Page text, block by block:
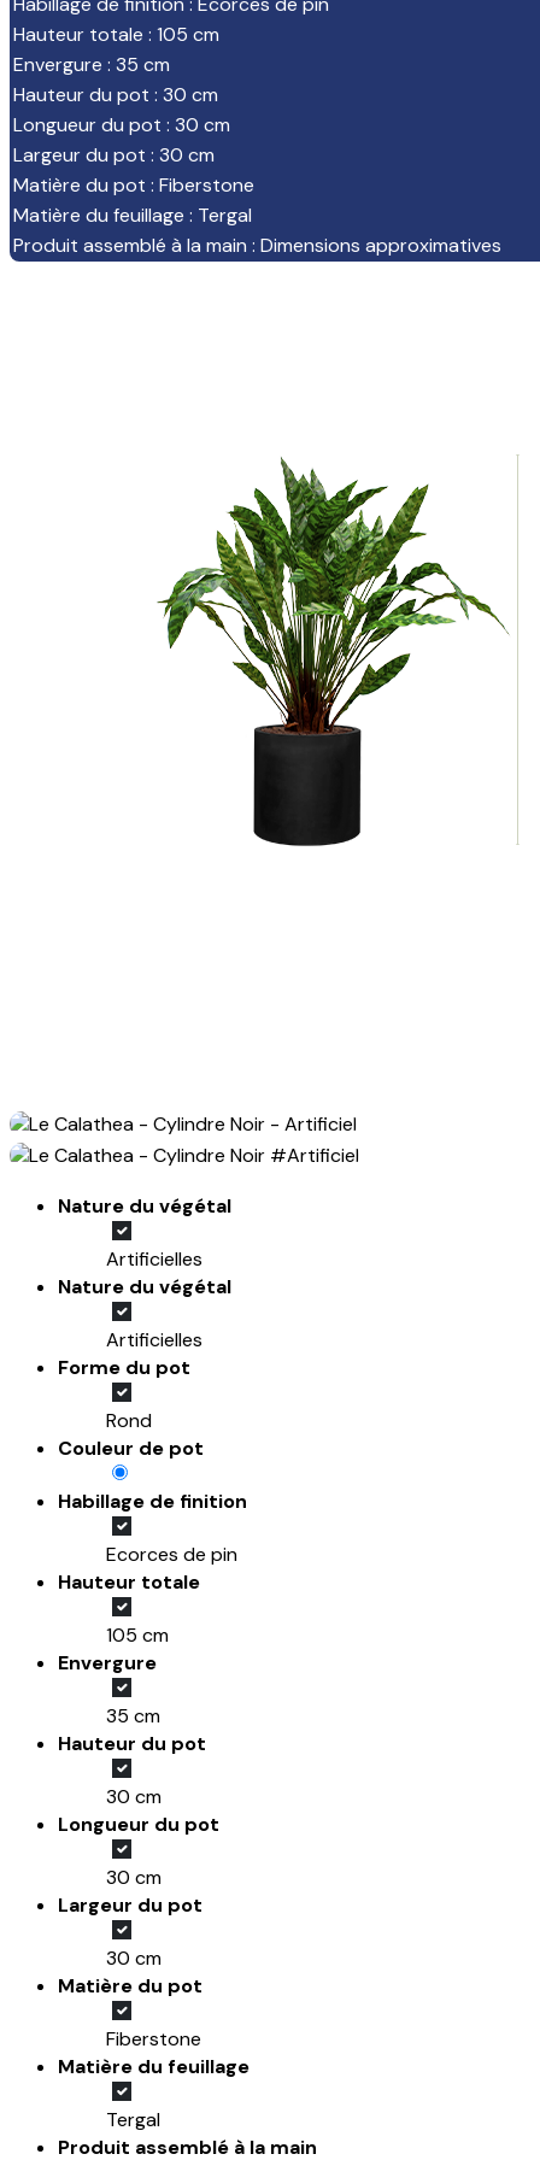
Hauteur totale : 105 cm
Envergure : 35 cm
Hauteur du pot : 30 cm
Longueur du pot : 30 cm
Largeur du pot : 30 cm
Matière du pot : Fiberstone
Matière du feuillage : Tergal
Produit assemblé à la main : Dimensions approximatives
Nature du végétal
Artificielles
Nature du végétal
Artificielles
Forme du pot
Rond
Couleur de pot
Habillage de finition
Ecorces de pin
Hauteur totale
105 cm
Envergure
35 cm
Hauteur du pot
30 cm
Longueur du pot
30 cm
Largeur du pot
30 cm
Matière du pot
Fiberstone
Matière du feuillage
Tergal
Produit assemblé à la main